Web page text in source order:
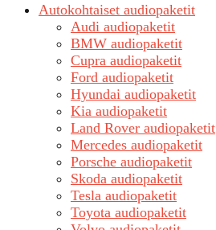
Autokohtaiset audiopaketit
Audi audiopaketit
BMW audiopaketit
Cupra audiopaketit
Ford audiopaketit
Hyundai audiopaketit
Kia audiopaketit
Land Rover audiopaketit
Mercedes audiopaketit
Porsche audiopaketit
Skoda audiopaketit
Tesla audiopaketit
Toyota audiopaketit